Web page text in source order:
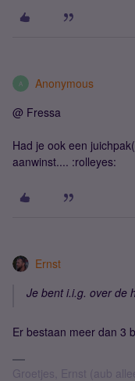
A Anonymous
@ Fressa
Had je ook een
aanwinst.... :rolleyes:
Ernst
Je bent i.i.g. over de
Er bestaan meer dan 3
Groetjes, Ernst (aub